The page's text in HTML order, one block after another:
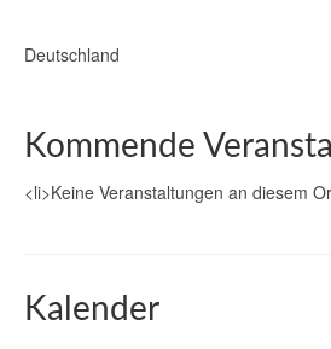
Deutschland
Kommende
<li>Keine Veranstaltungen an diesem
Kalender